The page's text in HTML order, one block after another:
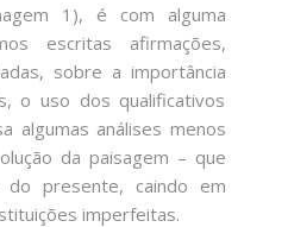
1), é com alguma
escritas afirmações,
sobre a importância
o uso dos qualificativos
algumas análises menos
da paisagem – que
do presente, caindo em
imperfeitas.